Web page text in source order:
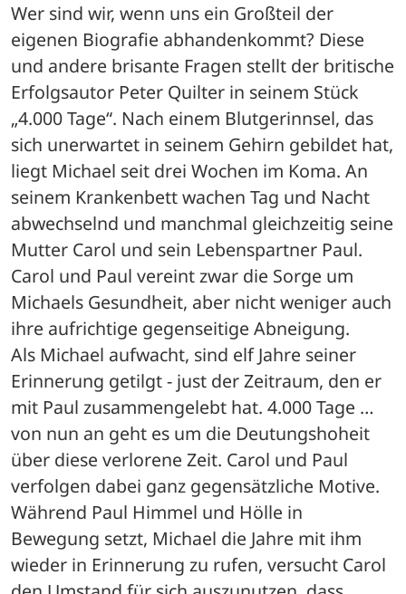
Wer sind wir, wenn uns ein Großteil der
eigenen Biografie abhandenkommt? Diese
und andere brisante Fragen stellt der britische
Erfolgsautor Peter Quilter in seinem Stück
„4.000 Tage“. Nach einem Blutgerinnsel, das
sich unerwartet in seinem Gehirn gebildet hat,
liegt Michael seit drei Wochen im Koma. An
seinem Krankenbett wachen Tag und Nacht
abwechselnd und manchmal gleichzeitig seine
Mutter Carol und sein Lebenspartner Paul.
Carol und Paul vereint zwar die Sorge um
Michaels Gesundheit, aber nicht weniger auch
ihre aufrichtige gegenseitige Abneigung.
Als Michael aufwacht, sind elf Jahre seiner
Erinnerung getilgt - just der Zeitraum, den er
mit Paul zusammengelebt hat. 4.000 Tage …
von nun an geht es um die Deutungshoheit
über diese verlorene Zeit. Carol und Paul
verfolgen dabei ganz gegensätzliche Motive.
Während Paul Himmel und Hölle in
Bewegung setzt, Michael die Jahre mit ihm
wieder in Erinnerung zu rufen, versucht Carol